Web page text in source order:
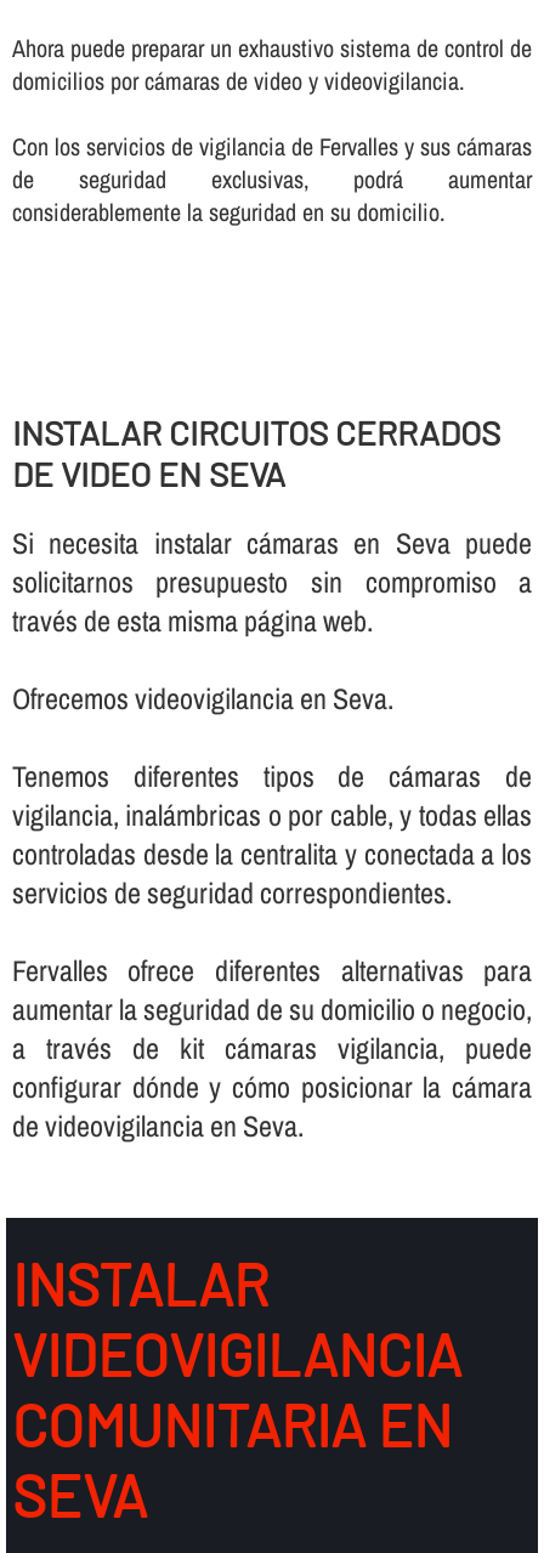
Ahora puede preparar un exhaustivo sistema de control de
domicilios por cámaras de video y videovigilancia.
Con los servicios de vigilancia de Fervalles y sus cámaras
de seguridad exclusivas, podrá aumentar
considerablemente la seguridad en su domicilio.
INSTALAR CIRCUITOS CERRADOS
DE VIDEO EN SEVA
Si necesita instalar cámaras en Seva puede
solicitarnos presupuesto sin compromiso a
través de esta misma página web.
Ofrecemos videovigilancia en Seva.
Tenemos diferentes tipos de cámaras de
vigilancia, inalámbricas o por cable, y todas ellas
controladas desde la centralita y conectada a los
servicios de seguridad correspondientes.
Fervalles ofrece diferentes alternativas para
aumentar la seguridad de su domicilio o negocio,
a través de kit cámaras vigilancia, puede
configurar dónde y cómo posicionar la cámara
de videovigilancia en Seva.
INSTALAR
VIDEOVIGILANCIA
COMUNITARIA EN
SEVA